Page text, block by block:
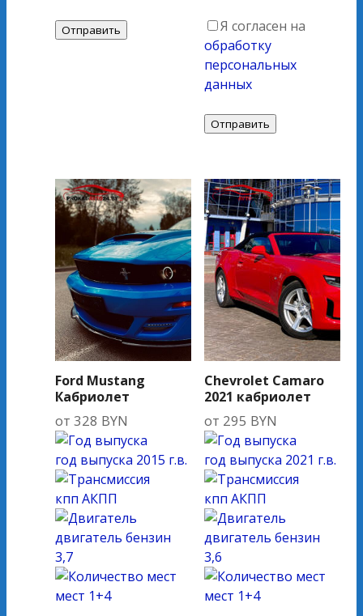
Я согласен на
обработку
персональных
данных
Ford Mustang
Кабриолет
от 328 BYN
год выпуска 2015 г.в.
кпп АКПП
двигатель бензин
3,7
мест 1+4
Chevrolet Camaro
2021 кабриолет
от 295 BYN
год выпуска 2021 г.в.
кпп АКПП
двигатель бензин
3,6
мест 1+4